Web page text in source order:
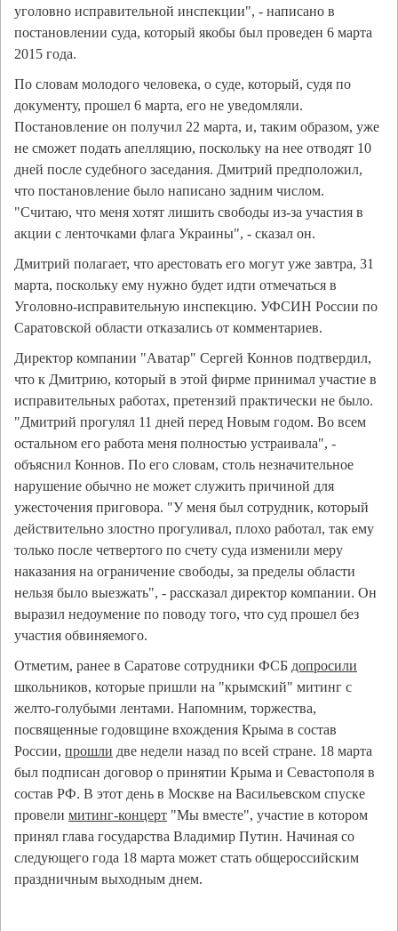
уголовно исправительной инспекции", - написано в
постановлении суда, который якобы был проведен 6 марта
2015 года.
По словам молодого человека, о суде, который, судя по
документу, прошел 6 марта, его не уведомляли.
Постановление он получил 22 марта, и, таким образом, уже
не сможет подать апелляцию, поскольку на нее отводят 10
дней после судебного заседания. Дмитрий предположил,
что постановление было написано задним числом.
"Считаю, что меня хотят лишить свободы из-за участия в
акции с ленточками флага Украины", - сказал он.
Дмитрий полагает, что арестовать его могут уже завтра, 31
марта, поскольку ему нужно будет идти отмечаться в
Уголовно-исправительную инспекцию. УФСИН России по
Саратовской области отказались от комментариев.
Директор компании "Аватар" Сергей Коннов подтвердил,
что к Дмитрию, который в этой фирме принимал участие в
исправительных работах, претензий практически не было.
"Дмитрий прогулял 11 дней перед Новым годом. Во всем
остальном его работа меня полностью устраивала", -
объяснил Коннов. По его словам, столь незначительное
нарушение обычно не может служить причиной для
ужесточения приговора. "У меня был сотрудник, который
действительно злостно прогуливал, плохо работал, так ему
только после четвертого по счету суда изменили меру
наказания на ограничение свободы, за пределы области
нельзя было выезжать", - рассказал директор компании. Он
выразил недоумение по поводу того, что суд прошел без
участия обвиняемого.
Отметим, ранее в Саратове сотрудники ФСБ допросили
школьников, которые пришли на "крымский" митинг с
желто-голубыми лентами. Напомним, торжества,
посвященные годовщине вхождения Крыма в состав
России, прошли две недели назад по всей стране. 18 марта
был подписан договор о принятии Крыма и Севастополя в
состав РФ. В этот день в Москве на Васильевском спуске
провели митинг-концерт "Мы вместе", участие в котором
принял глава государства Владимир Путин. Начиная со
следующего года 18 марта может стать общероссийским
праздничным выходным днем.